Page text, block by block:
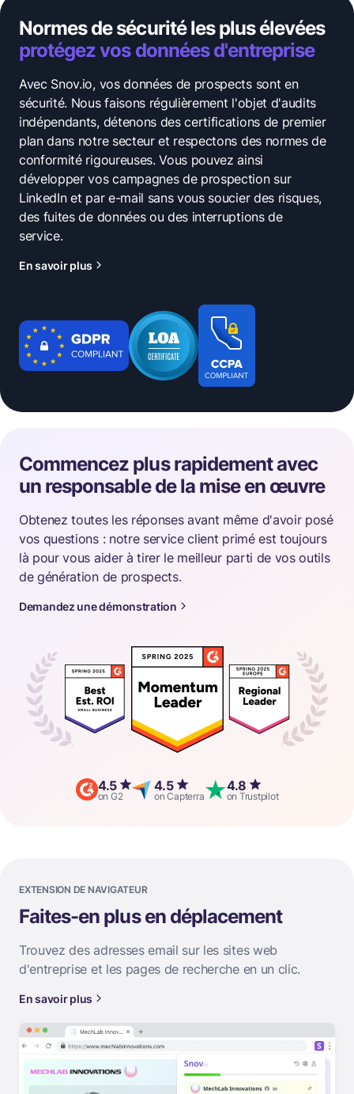
Normes de sécurité les plus élevées
protégez vos données d'entreprise
Avec Snov.io, vos données de prospects sont en
sécurité. Nous faisons régulièrement l'objet d'audits
indépendants, détenons des certifications de premier
plan dans notre secteur et respectons des normes de
conformité rigoureuses. Vous pouvez ainsi
développer vos campagnes de prospection sur
LinkedIn et par e-mail sans vous soucier des risques,
des fuites de données ou des interruptions de
service.
En savoir plus
Commencez plus rapidement avec
un responsable de la mise en œuvre
Obtenez toutes les réponses avant même d'avoir posé
vos questions : notre service client primé est toujours
là pour vous aider à tirer le meilleur parti de vos outils
de génération de prospects.
Demandez une démonstration
4.5
on G2
4.5
on Capterra
4.8
on Trustpilot
EXTENSION DE NAVIGATEUR
Faites-en plus en déplacement
Trouvez des adresses email sur les sites web
d'entreprise et les pages de recherche en un clic.
En savoir plus